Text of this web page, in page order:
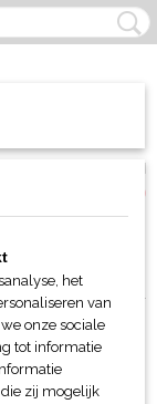
(0)
en unisex
hoody unisex
het
van
onze sociale
tot informatie
zij mogelijk